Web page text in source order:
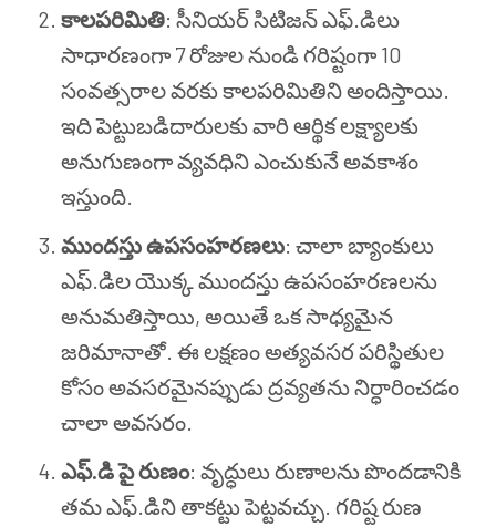
కాలపరిమితి: సీనియర్ సిటిజన్ ఎఫ్.డిలు
సాధారణంగా 7 రోజుల నుండి గరిష్టంగా 10
సంవత్సరాల వరకు కాలపరిమితిని అందిస్తాయి.
ఇది పెట్టుబడిదారులకు వారి ఆర్థిక లక్ష్యాలకు
అనుగుణంగా వ్యవధిని ఎంచుకునే అవకాశం
ఇస్తుంది.
ముందస్తు ఉపసంహరణలు: చాలా బ్యాంకులు
ఎఫ్.డిల యొక్క ముందస్తు ఉపసంహరణలను
అనుమతిస్తాయి, అయితే ఒక సాధ్యమైన
జరిమానాతో. ఈ లక్షణం అత్యవసర పరిస్థితుల
కోసం అవసరమైనప్పుడు ద్రవ్యతను నిర్ధారించడం
చాలా అవసరం.
ఎఫ్.డి పై రుణం: వృద్ధులు రుణాలను పొందడానికి
తమ ఎఫ్.డిని తాకట్టు పెట్టవచ్చు. గరిష్ట రుణ